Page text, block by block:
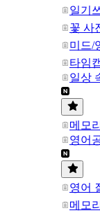
일기
꽃 사
미드/
타임
일상
메모
영어
영어
메모